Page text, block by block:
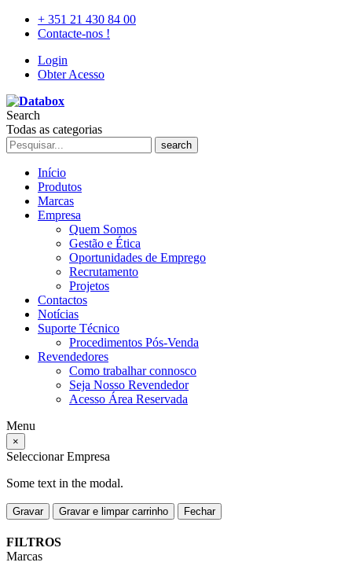
+ 351 21 430 84 00
Contacte-nos !
Login
Obter Acesso
Search
Todas as categorias
search
Início
Produtos
Marcas
Empresa
Quem Somos
Gestão e Ética
Oportunidades de Emprego
Recrutamento
Projetos
Contactos
Notícias
Suporte Técnico
Procedimentos Pós-Venda
Revendedores
Como trabalhar connosco
Seja Nosso Revendedor
Acesso Área Reservada
Menu
×
Seleccionar Empresa
Some text in the modal.
Gravar Gravar e limpar carrinho Fechar
FILTROS
Marcas